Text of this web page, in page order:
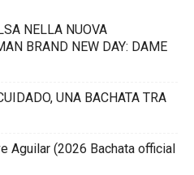
NELLA NUOVA
BRAND NEW DAY: DAME
UNA BACHATA TRA
Aguilar (2026 Bachata official